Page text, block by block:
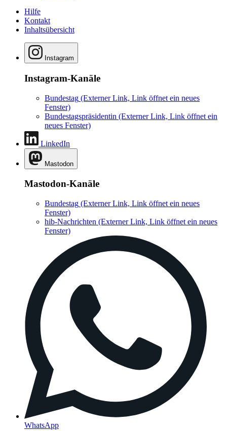
Hilfe
Kontakt
Inhaltsübersicht
Instagram
Instagram-Kanäle
Bundestag (Externer Link, Link öffnet ein neues
Fenster)
Bundestagspräsidentin (Externer Link, Link öffnet ein
neues Fenster)
LinkedIn
Mastodon
Mastodon-Kanäle
Bundestag (Externer Link, Link öffnet ein neues
Fenster)
hib-Nachrichten (Externer Link, Link öffnet ein neues
Fenster)
WhatsApp